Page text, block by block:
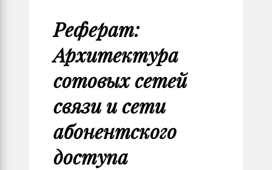
Реферат:
Архитектура
сотовых сетей
связи и сети
абонентского
доступа